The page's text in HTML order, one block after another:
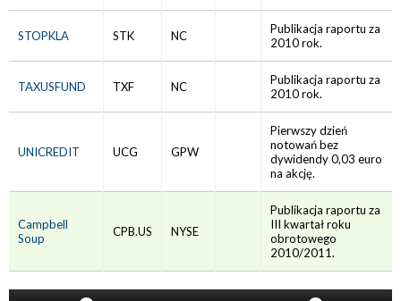
STOPKLA STK NC
Publikacja raportu za
2010 rok.
TAXUSFUND TXF NC
Publikacja raportu za
2010 rok.
UNICREDIT UCG GPW
Pierwszy dzień
notowań bez
dywidendy 0,03 euro
na akcję.
Campbell
Soup
CPB.US NYSE
Publikacja raportu za
III kwartał roku
obrotowego
2010/2011.